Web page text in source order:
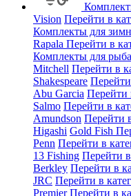
Vision Перейти в
Комплекты для
Rapala Перейти в
Комплекты для
Mitchell Перейти в
Shakespeare
Abu Garcia Перейти
Salmo Перейти в
Amundson Перейти
Higashi Gold Fish
Penn Перейти в
13 Fishing Перейти
Berkley Перейти в
JRC Перейти в
Premier Перейти в